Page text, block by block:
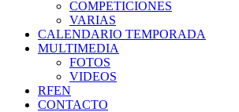
COMPETICIONES
VARIAS
CALENDARIO TEMPORADA
MULTIMEDIA
FOTOS
VIDEOS
RFEN
CONTACTO